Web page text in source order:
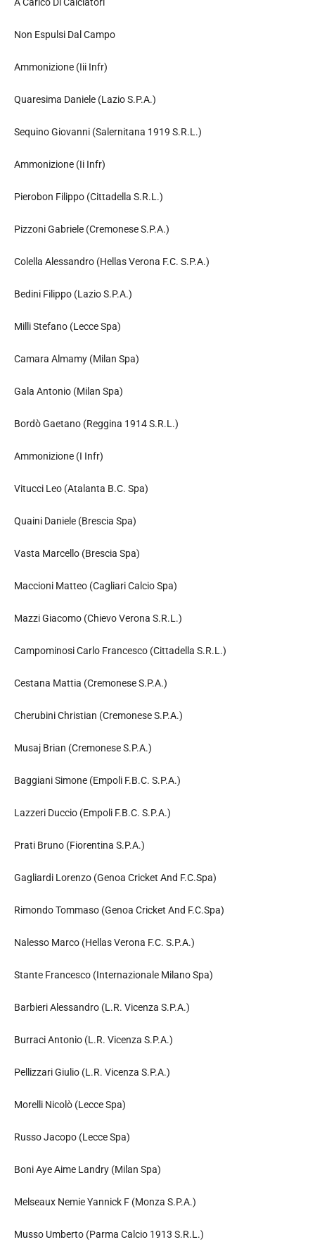
Non Espulsi Dal Campo
Ammonizione (Iii Infr)
Quaresima Daniele (Lazio S.P.A.)
Sequino Giovanni (Salernitana 1919 S.R.L.)
Ammonizione (Ii Infr)
Pierobon Filippo (Cittadella S.R.L.)
Pizzoni Gabriele (Cremonese S.P.A.)
Colella Alessandro (Hellas Verona F.C. S.P.A.)
Bedini Filippo (Lazio S.P.A.)
Milli Stefano (Lecce Spa)
Camara Almamy (Milan Spa)
Gala Antonio (Milan Spa)
Bordò Gaetano (Reggina 1914 S.R.L.)
Ammonizione (I Infr)
Vitucci Leo (Atalanta B.C. Spa)
Quaini Daniele (Brescia Spa)
Vasta Marcello (Brescia Spa)
Maccioni Matteo (Cagliari Calcio Spa)
Mazzi Giacomo (Chievo Verona S.R.L.)
Campominosi Carlo Francesco (Cittadella S.R.L.)
Cestana Mattia (Cremonese S.P.A.)
Cherubini Christian (Cremonese S.P.A.)
Musaj Brian (Cremonese S.P.A.)
Baggiani Simone (Empoli F.B.C. S.P.A.)
Lazzeri Duccio (Empoli F.B.C. S.P.A.)
Prati Bruno (Fiorentina S.P.A.)
Gagliardi Lorenzo (Genoa Cricket And F.C.Spa)
Rimondo Tommaso (Genoa Cricket And F.C.Spa)
Nalesso Marco (Hellas Verona F.C. S.P.A.)
Stante Francesco (Internazionale Milano Spa)
Barbieri Alessandro (L.R. Vicenza S.P.A.)
Burraci Antonio (L.R. Vicenza S.P.A.)
Pellizzari Giulio (L.R. Vicenza S.P.A.)
Morelli Nicolò (Lecce Spa)
Russo Jacopo (Lecce Spa)
Boni Aye Aime Landry (Milan Spa)
Melseaux Nemie Yannick F (Monza S.P.A.)
Musso Umberto (Parma Calcio 1913 S.R.L.)